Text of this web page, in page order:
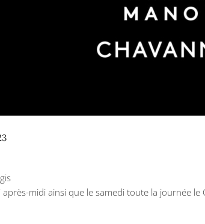
après-midi ainsi que le samedi toute la journée